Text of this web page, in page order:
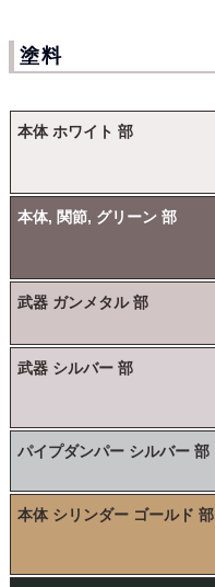
塗料
本体 ホワイト 部
本体, 関節, グリーン 部
武器 ガンメタル 部
武器 シルバー 部
パイプダンパー シルバー 部
本体 シリンダー ゴールド 部